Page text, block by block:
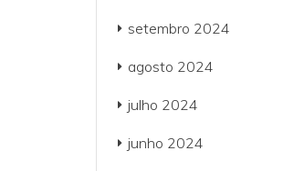
setembro 2024
agosto 2024
julho 2024
junho 2024